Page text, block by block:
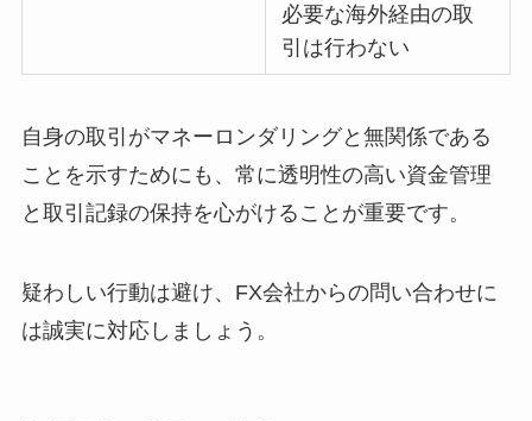
必要な海外経由の取
引は行わない
自身の取引がマネーロンダリングと無関係である
ことを示すためにも、常に透明性の高い資金管理
と取引記録の保持を心がけることが重要です。
疑わしい行動は避け、FX会社からの問い合わせに
は誠実に対応しましょう。